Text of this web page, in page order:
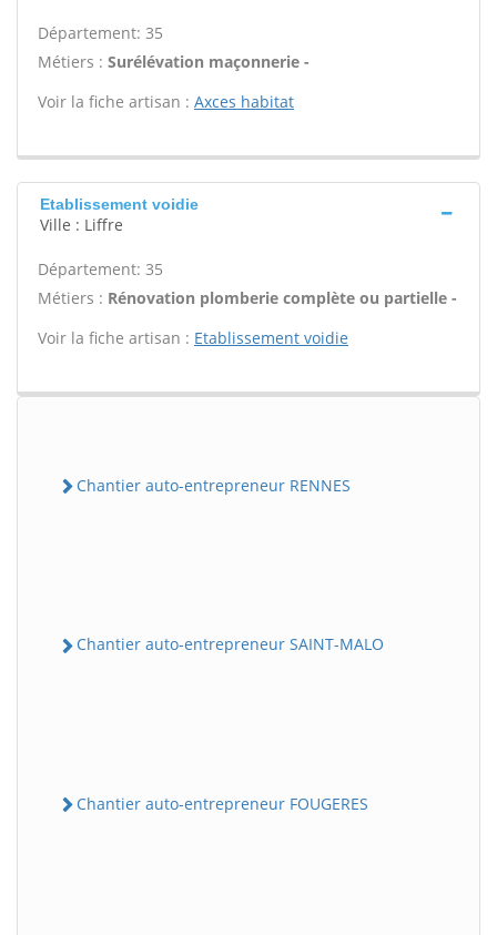
Département: 35
Métiers : Surélévation maçonnerie -
Voir la fiche artisan : Axces habitat
Etablissement voidie
Ville : Liffre
Département: 35
Métiers : Rénovation plomberie complète ou partielle -
Voir la fiche artisan : Etablissement voidie
Chantier auto-entrepreneur RENNES
Chantier auto-entrepreneur SAINT-MALO
Chantier auto-entrepreneur FOUGERES